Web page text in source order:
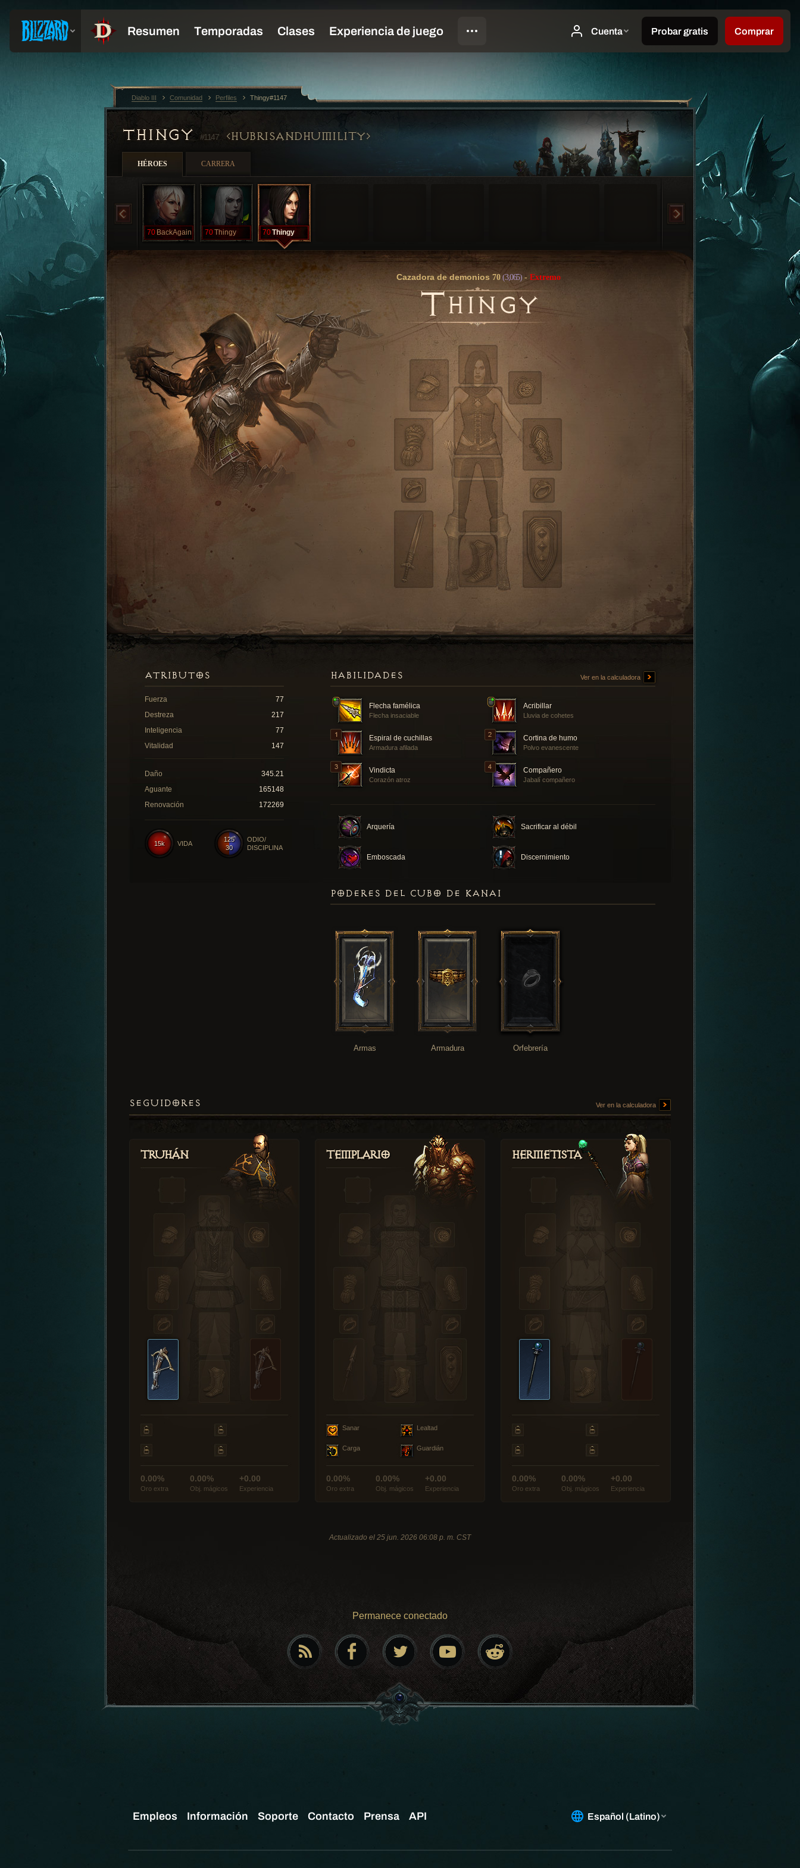
THINGY #1147 HUBRISANDHUMILITY
HÉROES CARRERA
70 BackAgain 70Thingy 70Thingy
Cazadora de demonios 70 (3,065) - Extremo
THINGY
HABILIDADES Ver en la calculadora
Flecha famélica
Flecha insaciable
Acribillar
Lluvia de cohetes
Espiral de cuchillas
Armadura afilada
Cortina de humo
Polvo evanescente
Vindicta
Corazón atroz
Compañero
Jabalí compañero
Arquería Sacrificar al débil
Emboscada Discernimiento
ATRIBUTOS
Fuerza
77
Destreza
217
Inteligencia
77
Vitalidad
147
Daño
345.21
Aguante
165148
Renovación
172269
125
30
ODIO/
DISCIPLINA
15k VIDA
PODERES DEL CUBO DE KANAI
Armas Armadura Orfebrería
SEGUIDORES Ver en la calculadora
Truhán
0.00%
Oro extra
0.00%
Obj. mágicos
+0.00
Experiencia
Templario
Sanar Lealtad
Carga Guardián
0.00%
Oro extra
0.00%
Obj. mágicos
+0.00
Experiencia
Hermetista
0.00%
Oro extra
0.00%
Obj. mágicos
+0.00
Experiencia
Actualizado el 25 jun. 2026 06:08 p. m. CST
Permanece conectado
Diablo III Comunidad Perfiles Thingy#1147